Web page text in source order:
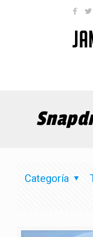
Categoría